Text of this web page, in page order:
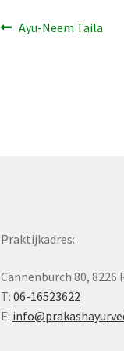
Bericht
Vorig
Ayu-Neem Taila
Praktijkadres:
Cannenburch 80, 8226
T:06-16523622
E: